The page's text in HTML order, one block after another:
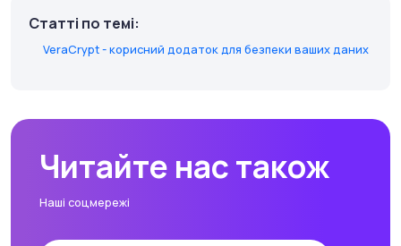
Статті по темі:
VeraCrypt - корисний додаток для безпеки ваших даних
Читайте нас також
Наші соцмережі